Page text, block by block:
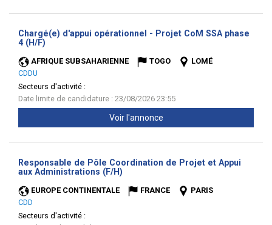
Chargé(e) d'appui opérationnel - Projet CoM SSA phase
4 (H/F)
AFRIQUE SUBSAHARIENNE TOGO
LOMÉ
CDDU
Secteurs d'activité :
Date limite de candidature : 23/08/2026 23:55
Voir l'annonce
Responsable de Pôle Coordination de Projet et Appui
aux Administrations (F/H)
EUROPE CONTINENTALE FRANCE
PARIS
CDD
Secteurs d'activité :